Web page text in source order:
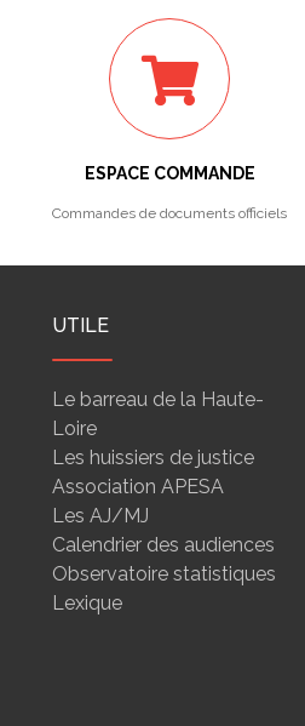
ESPACE COMMANDE
Commandes de documents officiels
UTILE
Le barreau de la Haute-
Loire
Les huissiers de justice
Association APESA
Les AJ/MJ
Calendrier des audiences
Observatoire statistiques
Lexique